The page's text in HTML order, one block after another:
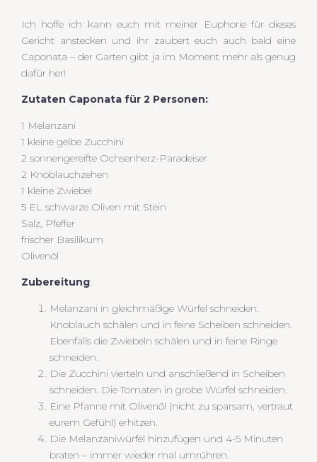
Ich hoffe ich kann euch mit meiner Euphorie für dieses
Gericht anstecken und ihr zaubert euch auch bald eine
Caponata – der Garten gibt ja im Moment mehr als genug
dafür her!
Zutaten Caponata für 2 Personen:
1 Melanzani
1 kleine gelbe Zucchini
2 sonnengereifte Ochsenherz-Paradeiser
2 Knoblauchzehen
1 kleine Zwiebel
5 EL schwarze Oliven mit Stein
Salz, Pfeffer
frischer Basilikum
Olivenöl
Zubereitung:
Melanzani in gleichmäßige Würfel schneiden.
Knoblauch schälen und in feine Scheiben schneiden.
Ebenfalls die Zwiebeln schälen und in feine Ringe
schneiden.
Die Zucchini vierteln und anschließend in Scheiben
schneiden. Die Tomaten in grobe Würfel schneiden.
Eine Pfanne mit Olivenöl (nicht zu sparsam, vertraut
eurem Gefühl) erhitzen.
Die Melanzaniwürfel hinzufügen und 4-5 Minuten
braten – immer wieder mal umrühren.